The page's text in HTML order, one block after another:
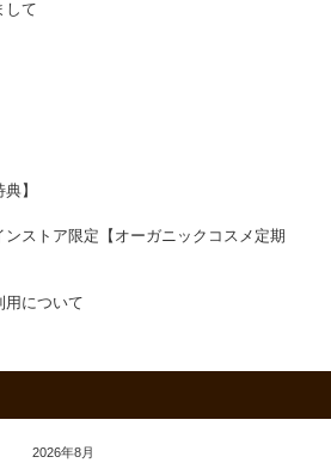
して
】
ンストア限定【オーガニックコスメ定期
用について
2026年8月